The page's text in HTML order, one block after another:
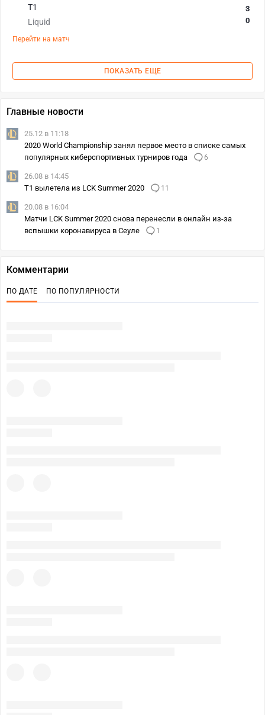
T1
Liquid
3
0
Перейти на матч
ПОКАЗАТЬ ЕЩЕ
Главные новости
25.12 в 11:18
2020 World Championship занял первое место в списке самых
популярных киберспортивных турниров года
6
26.08 в 14:45
T1 вылетела из LCK Summer 2020
11
20.08 в 16:04
Матчи LCK Summer 2020 снова перенесли в онлайн из-за
вспышки коронавируса в Сеуле
1
Комментарии
ПО ДАТЕ ПО ПОПУЛЯРНОСТИ